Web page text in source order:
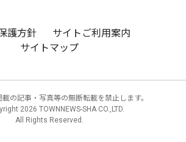
護方針
サイトご利用案内
サイトマップ
の記事・写真等の無断転載を禁止します。
2026 TOWNNEWS-SHA CO.,LTD.
All Rights Reserved.